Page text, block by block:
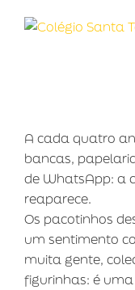
para
A cada quatro
bancas,
de WhatsApp: a
reaparece.
Os pacotinhos
um sentimento
muita gente,
figurinhas: é